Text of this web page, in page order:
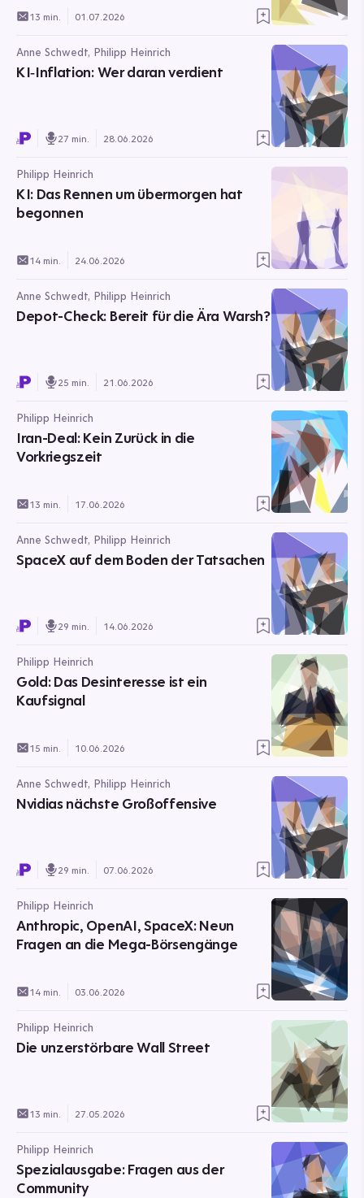
13 min. 01.07.2026
Anne Schwedt, Philipp Heinrich
KI‑Inflation: Wer daran verdient
27 min. 28.06.2026
Philipp Heinrich
KI: Das Rennen um übermorgen hat
begonnen
14 min. 24.06.2026
Anne Schwedt, Philipp Heinrich
Depot-Check: Bereit für die Ära Warsh?
25 min. 21.06.2026
Philipp Heinrich
Iran-Deal: Kein Zurück in die
Vorkriegszeit
13 min. 17.06.2026
Anne Schwedt, Philipp Heinrich
SpaceX auf dem Boden der Tatsachen
29 min. 14.06.2026
Philipp Heinrich
Gold: Das Desinteresse ist ein
Kaufsignal
15 min. 10.06.2026
Anne Schwedt, Philipp Heinrich
Nvidias nächste Großoffensive
29 min. 07.06.2026
Philipp Heinrich
Anthropic, OpenAI, SpaceX: Neun
Fragen an die Mega-Börsengänge
14 min. 03.06.2026
Philipp Heinrich
Die unzerstörbare Wall Street
13 min. 27.05.2026
Philipp Heinrich
Spezialausgabe: Fragen aus der
Community